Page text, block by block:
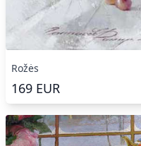
Rožės
169 EUR